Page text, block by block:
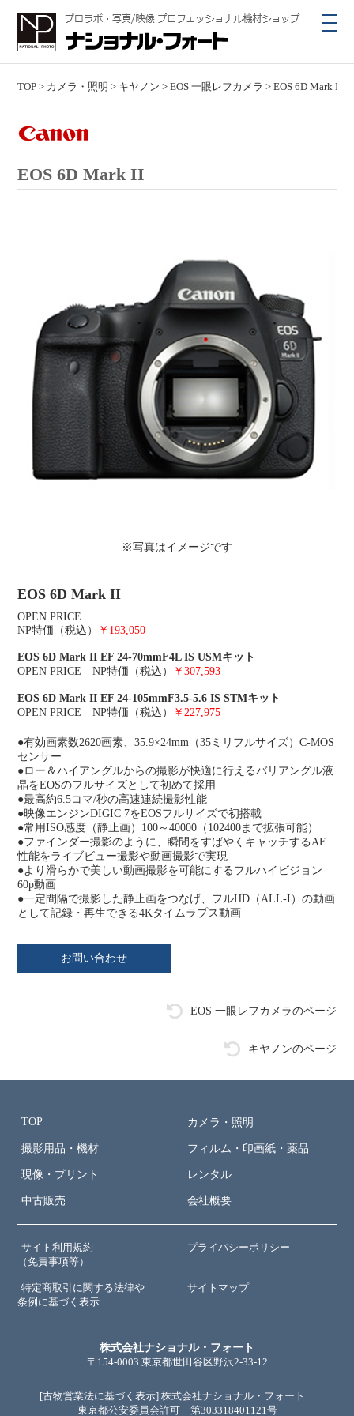
TOP > カメラ・照明 > キヤノン >EOS 一眼レフカメラ >EOS 6D Mark II
EOS 6D Mark II
※写真はイメージです
EOS 6D Mark II
OPEN PRICE
NP特価（税込）
￥193,050
EOS 6D Mark II EF 24-70mmF4L IS USMキット
OPEN PRICE NP特価（税込）
￥307,593
EOS 6D Mark II EF 24-105mmF3.5-5.6 IS STMキット
OPEN PRICE NP特価（税込）
￥227,975
●有効画素数2620画素、35.9×24mm（35ミリフルサイズ）C-MOS
センサー
●ロー＆ハイアングルからの撮影が快適に行えるバリアングル液
晶をEOSのフルサイズとして初めて採用
●最高約6.5コマ/秒の高速連続撮影性能
●映像エンジンDIGIC 7をEOSフルサイズで初搭載
●常用ISO感度（静止画）100～40000（102400まで拡張可能）
●ファインダー撮影のように、瞬間をすばやくキャッチするAF
性能をライブビュー撮影や動画撮影で実現
●より滑らかで美しい動画撮影を可能にするフルハイビジョン
60p動画
●一定間隔で撮影した静止画をつなげ、フルHD（ALL-I）の動画
として記録・再生できる4Kタイムラプス動画
お問い合わせ
EOS 一眼レフカメラのページ
キヤノンのページ
TOP カメラ・照明
撮影用品・機材 フィルム・印画紙・薬品
現像・プリント レンタル
中古販売 会社概要
サイト利用規約
（免責事項等）
プライバシーポリシー
特定商取引に関する法律や
条例に基づく表示
サイトマップ
株式会社ナショナル・フォート
〒154-0003 東京都世田谷区野沢2-33-12
[古物営業法に基づく表示] 株式会社ナショナル・フォート
東京都公安委員会許可 第303318401121号